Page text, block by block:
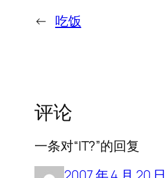
← 吃饭
评论
一条对“IT?”的回复